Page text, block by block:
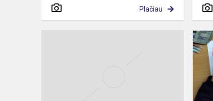
Plačiau
2023-
2024
m.m.
"All